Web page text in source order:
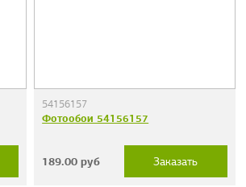
54156157
Фотообои 54156157
189.00 руб Заказать